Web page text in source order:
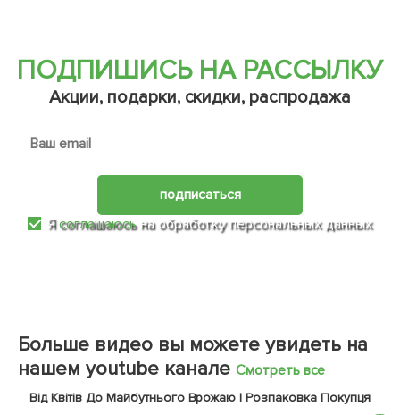
ПОДПИШИСЬ НА РАССЫЛКУ
Акции, подарки, скидки, распродажа
подписаться
Ясоглашаюсьна обработку персональных данных
Больше видео вы можете увидеть на
нашем youtube канале Смотреть все
Від Квітів До Майбутнього Врожаю | Розпаковка Покупця